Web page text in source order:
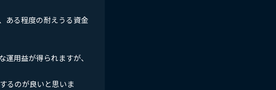
ある程度の耐えうる資金
用益が得られますが、
るのが良いと思いま